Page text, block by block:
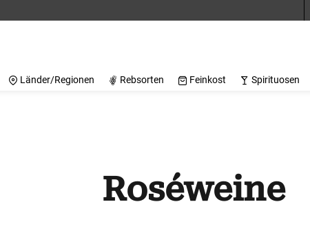
Länder/Regionen Rebsorten Feinkost Spirituosen
Roséweine